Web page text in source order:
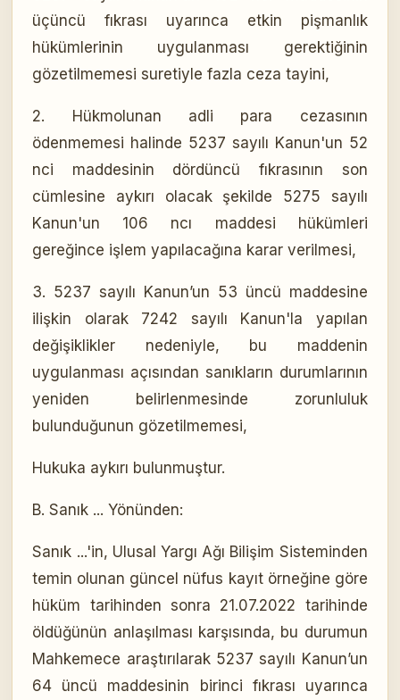
üçüncü fıkrası uyarınca etkin pişmanlık
hükümlerinin uygulanması gerektiğinin
gözetilmemesi suretiyle fazla ceza tayini,
2. Hükmolunan adli para cezasının
ödenmemesi halinde 5237 sayılı Kanun'un 52
nci maddesinin dördüncü fıkrasının son
cümlesine aykırı olacak şekilde 5275 sayılı
Kanun'un 106 ncı maddesi hükümleri
gereğince işlem yapılacağına karar verilmesi,
3. 5237 sayılı Kanun’un 53 üncü maddesine
ilişkin olarak 7242 sayılı Kanun'la yapılan
değişiklikler nedeniyle, bu maddenin
uygulanması açısından sanıkların durumlarının
yeniden belirlenmesinde zorunluluk
bulunduğunun gözetilmemesi,
Hukuka aykırı bulunmuştur.
B. Sanık ... Yönünden:
Sanık ...'in, Ulusal Yargı Ağı Bilişim Sisteminden
temin olunan güncel nüfus kayıt örneğine göre
hüküm tarihinden sonra 21.07.2022 tarihinde
öldüğünün anlaşılması karşısında, bu durumun
Mahkemece araştırılarak 5237 sayılı Kanun’un
64 üncü maddesinin birinci fıkrası uyarınca